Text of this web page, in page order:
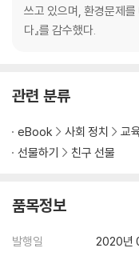
에필로그 오래 갇혀 있던 작
쓰고 있으며, 환경문제를
다』를 감수했다.
관련 분류
eBook 사회 정치
교
선물하기
친구 선물
품목정보
발행일
2020년